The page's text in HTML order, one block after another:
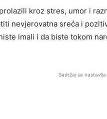
kroz stres, umor i
nevjerovatna sreća i
imali i da biste tokom
Sadržaj se